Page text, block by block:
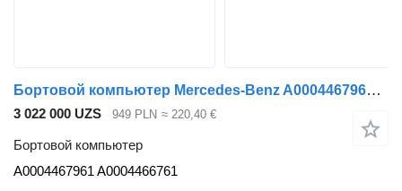
Бортовой компьютер Mercedes-Benz A0004467961 для грузовика Mercedes-Benz
3 022 000 UZS 949 PLN ≈ 220,40 €
Бортовой компьютер
A0004467961 A0004466761